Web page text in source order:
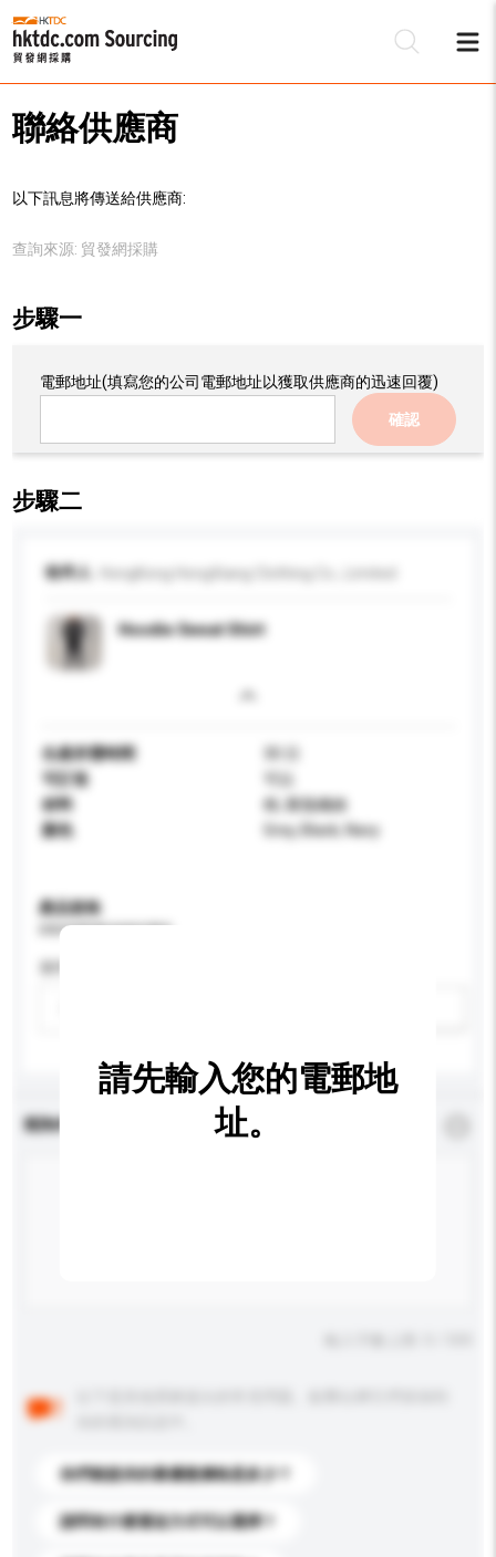
聯絡供應商
以下訊息將傳送給供應商:
查詢來源: 貿發網採購
步驟一
電郵地址(填寫您的公司電郵地址以獲取供應商的迅速回覆)
確認
步驟二
收件人
Hoodie Sweat Shirt
生產所需時間
30 日
可訂造
可以
材料
棉, 聚脂纖維
顏色
Grey, Black, Navy
產品規格
請提供您對產品的特定要求。
查詢內容
你們能提供的最優惠價格是多少？
請問有什麼運送方式可以選擇？
請先輸入您的電郵地
址。